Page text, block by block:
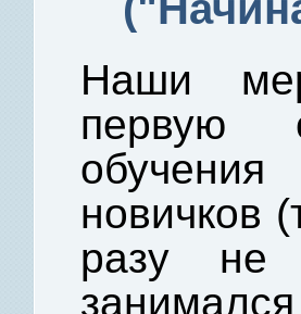
Наши
первую
новичков
разу